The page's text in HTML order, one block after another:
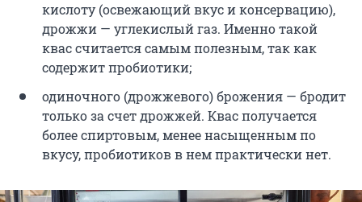
кислоту (освежающий вкус и консервацию),
дрожжи — углекислый газ. Именно такой
квас считается самым полезным, так как
содержит пробиотики;
одиночного (дрожжевого) брожения — бродит
только за счет дрожжей. Квас получается
более спиртовым, менее насыщенным по
вкусу, пробиотиков в нем практически нет.